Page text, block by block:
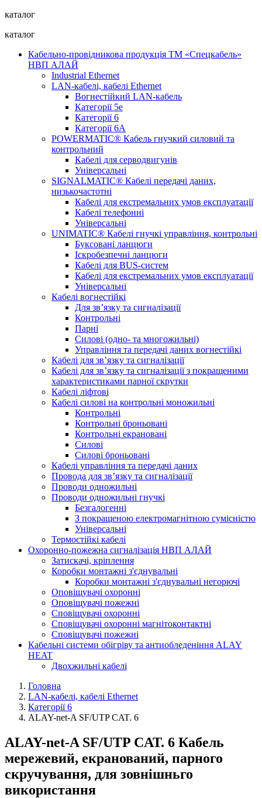
каталог
каталог
Кабельно-провідникова продукція ТМ «Спецкабель»
НВП АЛАЙ
Industrial Ethernet
LAN-кабелі, кабелі Ethernet
Вогнестійкий LAN-кабель
Категорії 5е
Категорії 6
Категорії 6А
POWERMATIC® Кабель гнучкий силовий та
контрольний
Кабелі для серводвигунів
Універсальні
SIGNALMATIC® Кабелі передачі даних,
низькочастотні
Кабелі для екстремальних умов експлуатації
Кабелі телефонні
Універсальні
UNIMATIC® Кабелі гнучкі управління, контрольні
Буксовані ланцюги
Іскробезпечні ланцюги
Кабелі для BUS-систем
Кабелі для екстремальних умов експлуатації
Універсальні
Кабелі вогнестійкі
Для зв’язку та сигналізації
Контрольні
Парні
Силові (одно- та многожильні)
Управління та передачі даних вогнестійкі
Кабелі для зв’язку та сигналізації
Кабелі для зв’язку та сигналізації з покращеними
характеристиками парної скрутки
Кабелі ліфтові
Кабелі силові на контрольні моножильні
Контрольні
Контрольні броньовані
Контрольні екрановані
Силові
Силові броньовані
Кабелі управління та передачі даних
Провода для зв’язку та сигналізації
Проводи одножильні
Проводи одножильні гнучкі
Безгалогенні
З покращеною електромагнітною сумісністю
Універсальні
Термостійкі кабелі
Охоронно-пожежна сигналізація НВП АЛАЙ
Затискачі, кріплення
Коробки монтажні з'єднувальні
Коробки монтажні з'єднувальні негорючі
Оповіщувачі охоронні
Оповіщувачі пожежні
Сповіщувачі охоронні
Сповіщувачі охоронні магнітоконтактні
Сповіщувачі пожежні
Кабельні системи обігріву та антиобледеніння ALAY
HEAT
Двохжильні кабелі
Головна
LAN-кабелі, кабелі Ethernet
Категорії 6
ALAY-net-A SF/UTP CAT. 6
ALAY-net-A SF/UTP CAT. 6 Кабель
мережевий, екранований, парного
скручування, для зовнішньго
використання